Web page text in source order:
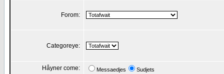
Forom:
Categoreye:
Håyner come: Messaedjes Sudjets